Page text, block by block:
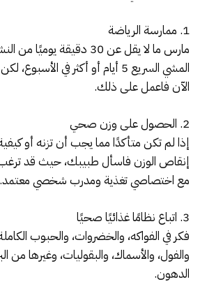
1. ممارسة الرياضة
مارس ما لا يقل عن 30 دقيقة
المشي السريع 5 أيام أو أكثر في
الآن فاعمل على ذلك.
2. الحصول على وزن صحي
إذا لم تكن متأكدًا مما يجب أن تزنه أو
إنقاص الوزن فاسأل طبيبك، حيث قد
مع اختصاصي تغذية ومدرب شخصي معتمد.
3. اتباع نظامًا غذائيًا صحيًا
فكر في الفواكه، والخضروات، والحبوب
والفول، والأسماك، والبقوليات، وغيرها من
الدهون.